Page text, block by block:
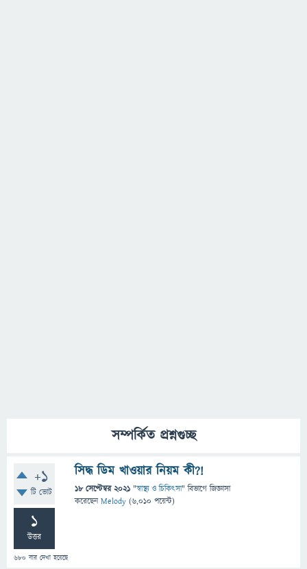
সম্পর্কিত প্রশ্নগুচ্ছ
+1
টি ভোট
1
উত্তর
680 বার দেখা হয়েছে
সিদ্ধ ডিম খাওয়ার নিয়ম কী?!
18 সেপ্টেম্বর 2021 "স্বাস্থ্য ও চিকিৎসা" বিভাগে জিজ্ঞাসা
করেছেনMelody (6,010 পয়েন্ট)